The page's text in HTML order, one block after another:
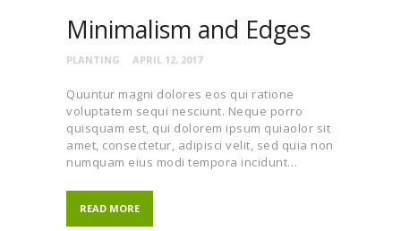
Minimalism and Edges
PLANTING APRIL 12, 2017
Quuntur magni dolores eos qui ratione
voluptatem sequi nesciunt. Neque porro
quisquam est, qui dolorem ipsum quiaolor sit
amet, consectetur, adipisci velit, sed quia non
numquam eius modi tempora incidunt…
READ MORE